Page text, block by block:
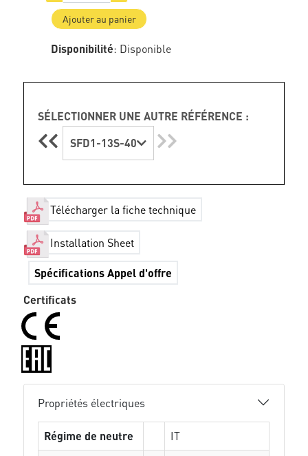
Ajouter au panier
Disponibilité: Disponible
SÉLECTIONNER UNE AUTRE RÉFÉRENCE :
SFD1-13S-40
Télécharger la fiche technique
Installation Sheet
Spécifications Appel d'offre
Certificats
Propriétés électriques
Régime de neutre
IT